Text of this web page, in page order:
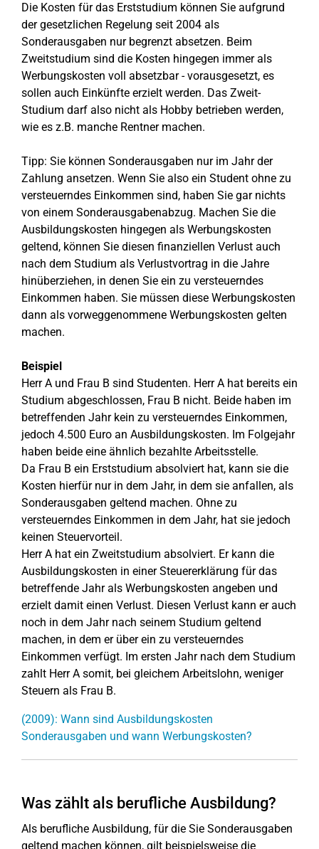
Die Kosten für das Erststudium können Sie aufgrund
der gesetzlichen Regelung seit 2004 als
Sonderausgaben nur begrenzt absetzen. Beim
Zweitstudium sind die Kosten hingegen immer als
Werbungskosten voll absetzbar - vorausgesetzt, es
sollen auch Einkünfte erzielt werden. Das Zweit-
Studium darf also nicht als Hobby betrieben werden,
wie es z.B. manche Rentner machen.
Tipp: Sie können Sonderausgaben nur im Jahr der
Zahlung ansetzen. Wenn Sie also ein Student ohne zu
versteuerndes Einkommen sind, haben Sie gar nichts
von einem Sonderausgabenabzug. Machen Sie die
Ausbildungskosten hingegen als Werbungskosten
geltend, können Sie diesen finanziellen Verlust auch
nach dem Studium als Verlustvortrag in die Jahre
hinüberziehen, in denen Sie ein zu versteuerndes
Einkommen haben. Sie müssen diese Werbungskosten
dann als vorweggenommene Werbungskosten gelten
machen.
Beispiel
Herr A und Frau B sind Studenten. Herr A hat bereits ein
Studium abgeschlossen, Frau B nicht. Beide haben im
betreffenden Jahr kein zu versteuerndes Einkommen,
jedoch 4.500 Euro an Ausbildungskosten. Im Folgejahr
haben beide eine ähnlich bezahlte Arbeitsstelle.
Da Frau B ein Erststudium absolviert hat, kann sie die
Kosten hierfür nur in dem Jahr, in dem sie anfallen, als
Sonderausgaben geltend machen. Ohne zu
versteuerndes Einkommen in dem Jahr, hat sie jedoch
keinen Steuervorteil.
Herr A hat ein Zweitstudium absolviert. Er kann die
Ausbildungskosten in einer Steuererklärung für das
betreffende Jahr als Werbungskosten angeben und
erzielt damit einen Verlust. Diesen Verlust kann er auch
noch in dem Jahr nach seinem Studium geltend
machen, in dem er über ein zu versteuerndes
Einkommen verfügt. Im ersten Jahr nach dem Studium
zahlt Herr A somit, bei gleichem Arbeitslohn, weniger
Steuern als Frau B.
(2009): Wann sind Ausbildungskosten
Sonderausgaben und wann Werbungskosten?
Was zählt als berufliche Ausbildung?
Als berufliche Ausbildung, für die Sie Sonderausgaben
geltend machen können, gilt beispielsweise die